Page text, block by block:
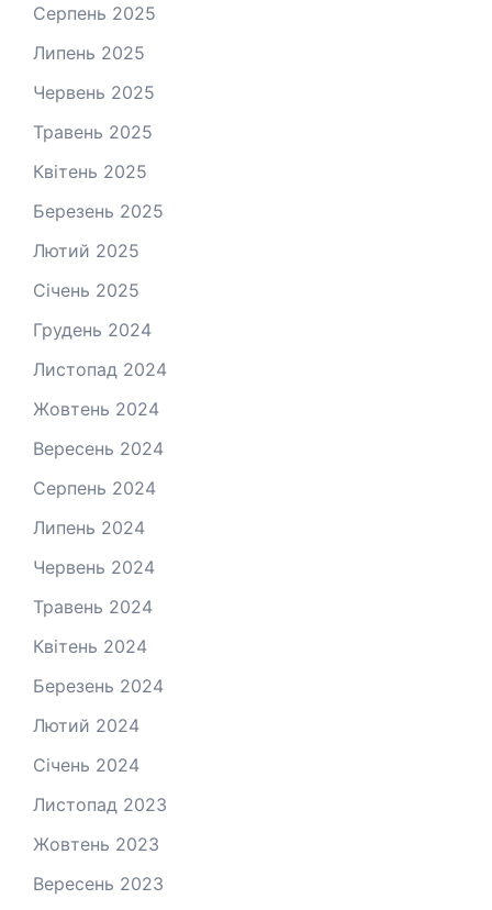
Серпень 2025
Липень 2025
Червень 2025
Травень 2025
Квітень 2025
Березень 2025
Лютий 2025
Січень 2025
Грудень 2024
Листопад 2024
Жовтень 2024
Вересень 2024
Серпень 2024
Липень 2024
Червень 2024
Травень 2024
Квітень 2024
Березень 2024
Лютий 2024
Січень 2024
Листопад 2023
Жовтень 2023
Вересень 2023